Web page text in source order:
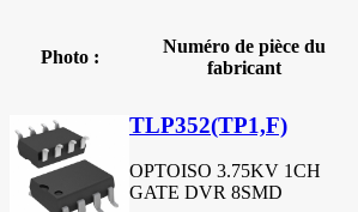
Photo :
Numéro de pièce du
fabricant
TLP352(TP1,F)
OPTOISO 3.75KV 1CH
GATE DVR 8SMD